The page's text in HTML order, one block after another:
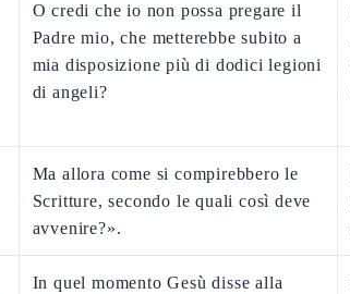
O credi che io non possa pregare il
Padre mio, che metterebbe subito a
mia disposizione più di dodici legioni
di angeli?
Ma allora come si compirebbero le
Scritture, secondo le quali così deve
avvenire?».
In quel momento Gesù disse alla